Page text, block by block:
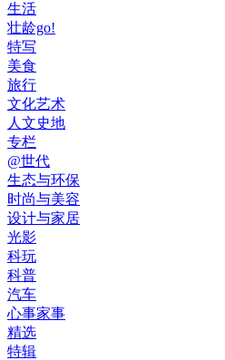
生活
壮龄go!
特写
美食
旅行
文化艺术
人文史地
专栏
@世代
生态与环保
时尚与美容
设计与家居
光影
科玩
科普
汽车
心事家事
精选
特辑